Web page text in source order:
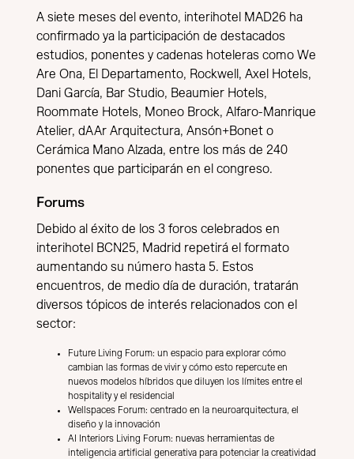
A siete meses del evento, interihotel MAD26 ha
confirmado ya la participación de destacados
estudios, ponentes y cadenas hoteleras como We
Are Ona, El Departamento, Rockwell, Axel Hotels,
Dani García, Bar Studio, Beaumier Hotels,
Roommate Hotels, Moneo Brock, Alfaro-Manrique
Atelier, dAAr Arquitectura, Ansón+Bonet o
Cerámica Mano Alzada, entre los más de 240
ponentes que participarán en el congreso.
Forums
Debido al éxito de los 3 foros celebrados en
interihotel BCN25, Madrid repetirá el formato
aumentando su número hasta 5. Estos
encuentros, de medio día de duración, tratarán
diversos tópicos de interés relacionados con el
sector:
Future Living Forum: un espacio para explorar cómo
cambian las formas de vivir y cómo esto repercute en
nuevos modelos híbridos que diluyen los límites entre el
hospitality y el residencial
Wellspaces Forum: centrado en la neuroarquitectura, el
diseño y la innovación
AI Interiors Living Forum: nuevas herramientas de
inteligencia artificial generativa para potenciar la creatividad